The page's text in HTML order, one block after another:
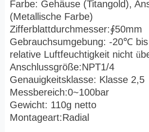
Farbe: Gehäuse (Titangold),
(Metallische Farbe)
Zifferblattdurchmesser:∮
Gebrauchsumgebung: -20℃
relative Luftfeuchtigkeit nicht ü
Anschlussgröße:NPT1/4
Genauigkeitsklasse: Klasse 2,5
Messbereich:0~100bar
Gewicht: 110g netto
Montageart:Radial